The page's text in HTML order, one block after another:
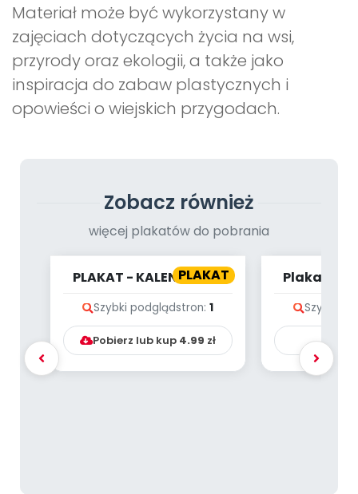
Materiał może być wykorzystany w
zajęciach dotyczących życia na wsi,
przyrody oraz ekologii, a także jako
inspiracja do zabaw plastycznych i
opowieści o wiejskich przygodach.
Zobacz również
więcej plakatów do pobrania
PLAKAT
PLAKAT - KALENDARZ -
Szybki podglądstron: 1
Pobierz lub kup 4.99 zł
Plakat -
Szybki